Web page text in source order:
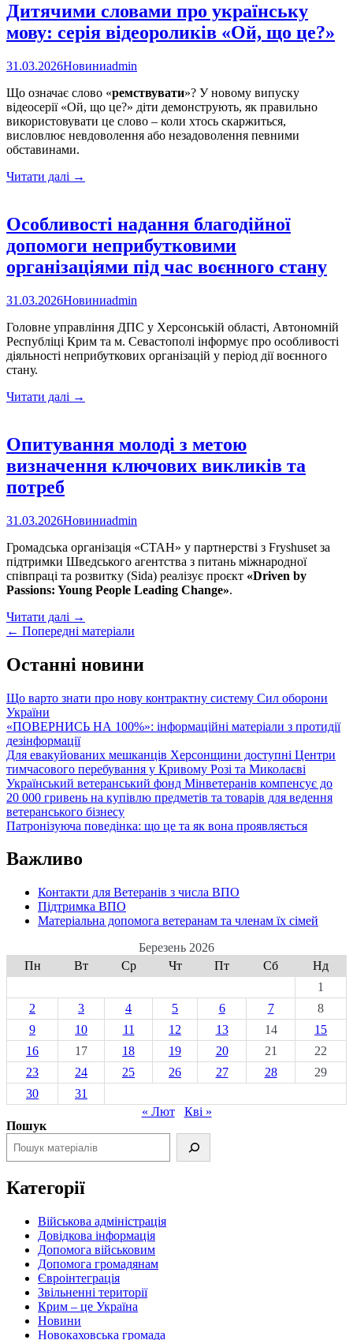
прем’єра
українського
Дитячими словами про українську
мову: серія відеороликів «Ой, що це?»
31.03.2026Новиниadmin
Що означає слово «ремствувати»? У новому випуску
відеосерії «Ой, що це?» діти демонструють, як правильно
використовувати це слово – коли хтось скаржиться,
висловлює невдоволення або незадоволення певними
обставинами.
Читати далі Дитячими
українську
мову:
серія
відеороликів
«Ой,
це?»
→
Особливості надання благодійної
допомоги неприбутковими
організаціями під час воєнного стану
31.03.2026Новиниadmin
Головне управління ДПС у Херсонській області, Автономній
Республіці Крим та м. Севастополі інформує про особливості
діяльності неприбуткових організацій у період дії воєнного
стану.
Читати далі Особливості
неприбутковими
організаціями
стану
→
Опитування молоді з метою
визначення ключових викликів та
потреб
31.03.2026Новиниadmin
Громадська організація «СТАН» у партнерстві з Fryshuset за
підтримки Шведського агентства з питань міжнародної
співпраці та розвитку (Sida) реалізує проєкт «Driven by
Passions: Young People Leading Change».
Читати далі Опитування
молоді
метою
визначення
викликів
потреб
→
Posts
navigation
← Попередні матеріали
Останні новини
Що варто знати про нову контрактну систему Сил оборони
України
«ПОВЕРНИСЬ НА 100%»: інформаційні матеріали з протидії
дезінформації
Для евакуйованих мешканців Херсонщини доступні Центри
тимчасового перебування у Кривому Розі та Миколаєві
Український ветеранський фонд Мінветеранів компенсує до
20 000 гривень на купівлю предметів та товарів для ведення
ветеранського бізнесу
Патронізуюча поведінка: що це та як вона проявляється
Важливо
Контакти для Ветеранів з числа ВПО
Підтримка ВПО
Матеріальна допомога ветеранам та членам їх сімей
Березень 2026
Пн
Вт Ср Чт Пт Сб
Нд
1
2
3 4 5 6 7
8
9
10 11 12 13 14
15
16
17 18 19 20 21
22
23
24 25 26 27 28
29
30
31
« Лют
Кві »
Пошук
Категорії
Військова адміністрація
Довідкова інформація
Допомога військовим
Допомога громадянам
Євроінтеграція
Звільненні території
Крим – це Україна
Новини
Новокаховська громада